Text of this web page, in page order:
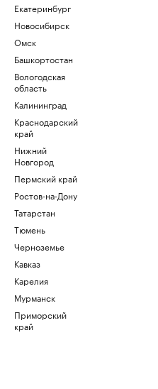
Екатеринбург
Новосибирск
Омск
Башкортостан
Вологодская
область
Калининград
Краснодарский
край
Нижний
Новгород
Пермский край
Ростов-на-Дону
Татарстан
Тюмень
Черноземье
Кавказ
Карелия
Мурманск
Приморский
край